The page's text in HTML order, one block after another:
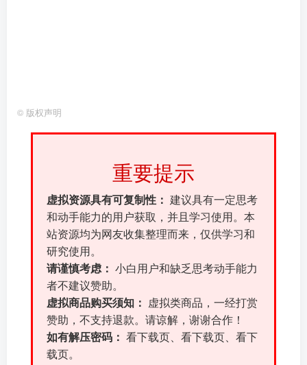
© 版权声明
重要提示
虚拟资源具有可复制性： 建议具有一定思考
和动手能力的用户获取，并且学习使用。本
站资源均为网友收集整理而来，仅供学习和
研究使用。
请谨慎考虑： 小白用户和缺乏思考动手能力
者不建议赞助。
虚拟商品购买须知：
虚拟类商品，一经打赏
赞助，不支持退款。请谅解，谢谢合作！
如有解压密码： 看下载页、看下载页、看下
载页。